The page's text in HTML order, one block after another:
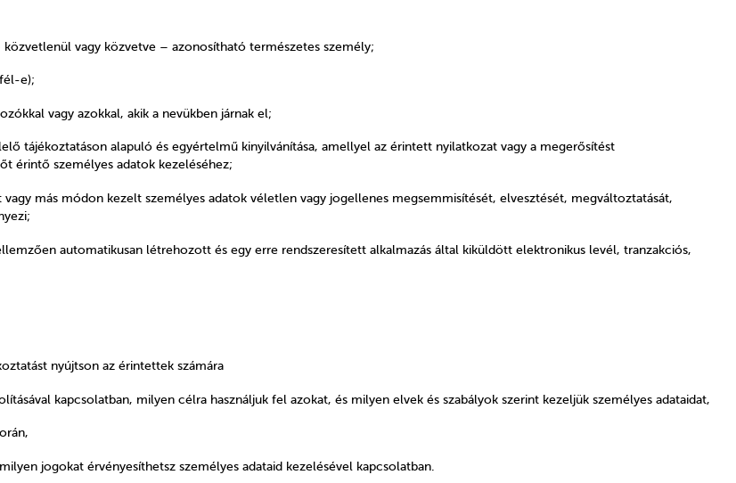
vagy közvetve – azonosítható természetes személy;
e);
vagy azokkal, akik a nevükben járnak el;
tájékoztatáson alapuló és egyértelmű kinyilvánítása, amellyel az érintett nyilatkozat vagy a megerősítést
érintő személyes adatok kezeléséhez;
más módon kezelt személyes adatok véletlen vagy jogellenes megsemmisítését, elvesztését, megváltoztatását,
automatikusan létrehozott és egy erre rendszeresített alkalmazás által kiküldött elektronikus levél, tranzakciós,
nyújtson az érintettek számára
kapcsolatban, milyen célra használjuk fel azokat, és milyen elvek és szabályok szerint kezeljük személyes adataidat,
milyen jogokat érvényesíthetsz személyes adataid kezelésével kapcsolatban.